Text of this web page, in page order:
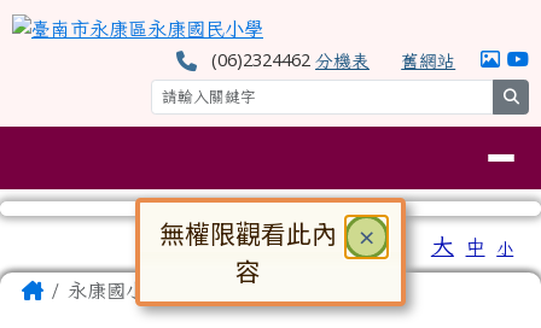
跳至主內容區
臺南市永康區永康國民小學
(06)2324462分機表 舊網站
⏸
大 中 小
主內容區域
Home永康國小
頁尾區域
× 關閉
無權限觀看此內
容
對話框已開啟。請使用 Tab 鍵在